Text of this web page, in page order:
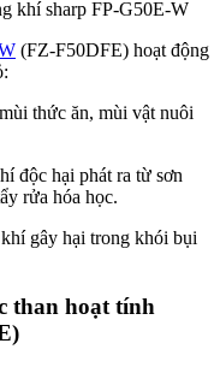
(FZ-F50DFE) hoạt động
thức ăn, mùi vật nuôi
độc hại phát ra từ sơn
rửa hóa học.
gây hại trong khói bụi
than hoạt tính